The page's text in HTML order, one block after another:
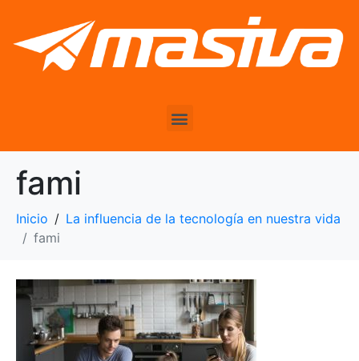
fami
Inicio
La influencia de la tecnología en nuestra vida
fami